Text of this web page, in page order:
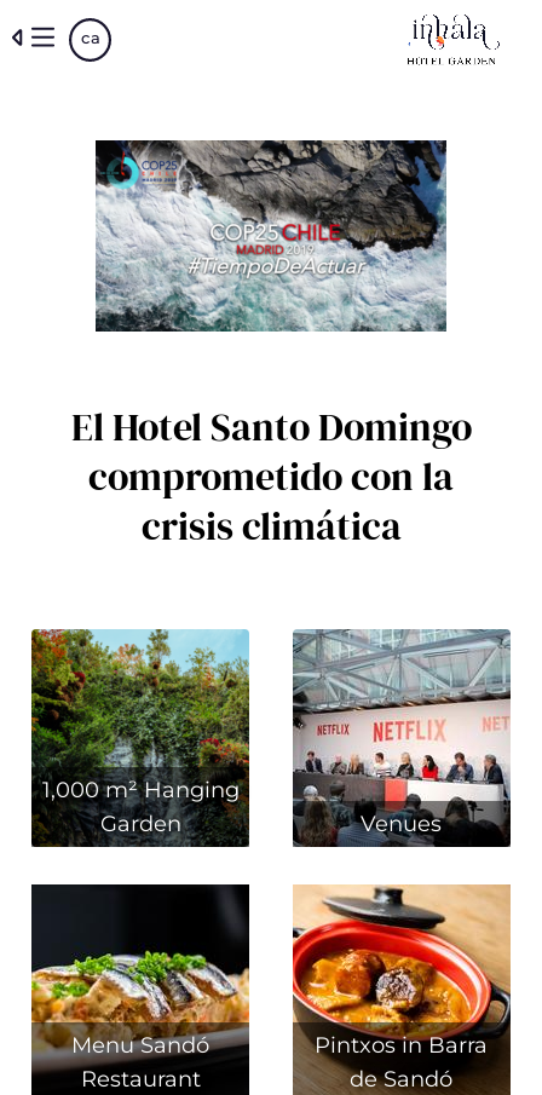
to
ca
El Hotel Santo Domingo
comprometido con la
crisis climática
1,000 m² Hanging
Garden
Venues
Menu Sandó
Restaurant
Pintxos in Barra
de Sandó